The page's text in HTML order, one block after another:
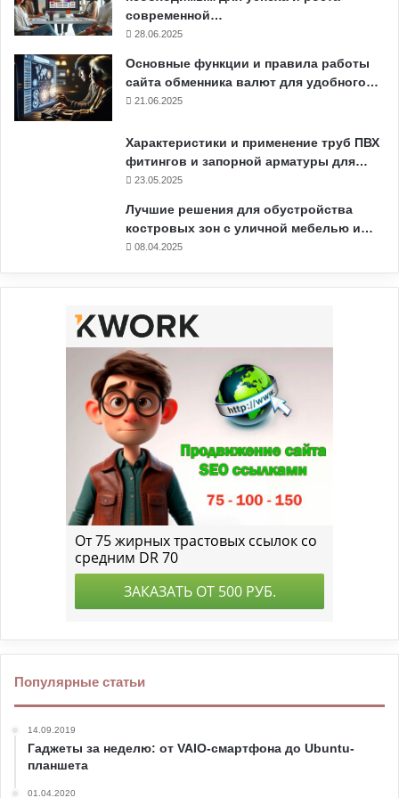
современной…
28.06.2025
Основные функции и правила работы
сайта обменника валют для удобного…
21.06.2025
Характеристики и применение труб ПВХ
фитингов и запорной арматуры для…
23.05.2025
Лучшие решения для обустройства
костровых зон с уличной мебелью и…
08.04.2025
Популярные статьи
14.09.2019
Гаджеты за неделю: от VAIO-смартфона до Ubuntu-
планшета
01.04.2020